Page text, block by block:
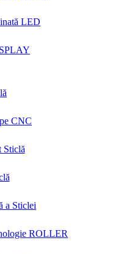
LED
CNC
Sticlă
a Sticlei
ROLLER